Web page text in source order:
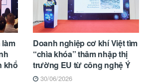
khổ
Doanh nghiệp cơ khí Việt tìm
“chìa khóa” thâm nhập thị
trường EU từ công nghệ Ý
30/06/2026